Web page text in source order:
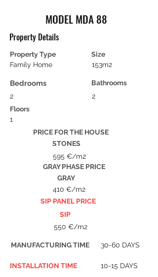
MODEL MDA 88
Property Details
Property Type
Family Home
Bedrooms
2
Size
153m2
Bathrooms
2
Floors
1
PRICE FOR THE HOUSE
STONES
595 €/m2
GRAY PHASE PRICE
GRAY
410 €/m2
SIP PANEL PRICE
SIP
550 €/m2
MANUFACTURING TIME 30-60 DAYS
INSTALLATION TIME 10-15 DAYS